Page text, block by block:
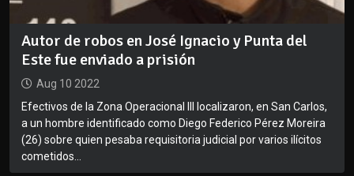
Autor de robos en José Ignacio y Punta del
Este fue enviado a prisión
Aug 10 2022
Efectivos de la Zona Operacional III localizaron, en San Carlos,
a un hombre identificado como Diego Federico Pérez Moreira
(26) sobre quien pesaba requisitoria judicial por varios ilícitos
cometidos...